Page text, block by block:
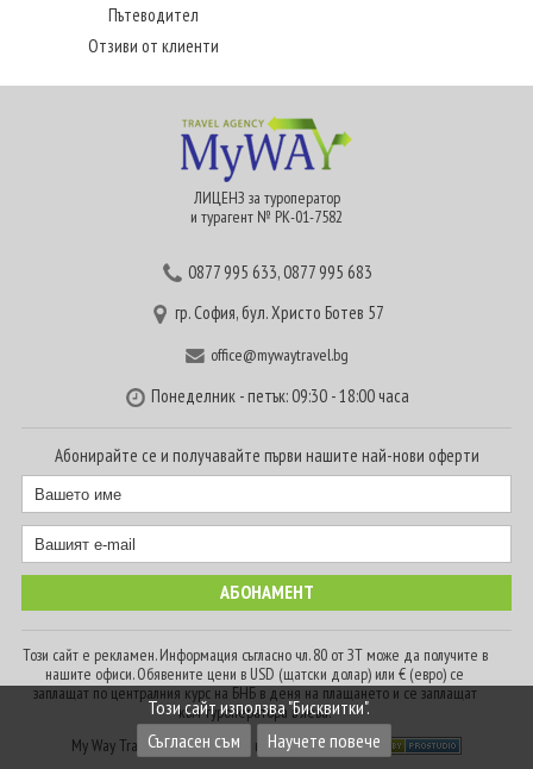
Пътеводител
Отзиви от клиенти
ЛИЦЕНЗ за туроператор
и турагент № РК-01-7582
0877 995 633,0877 995 683
гр. София, бул. Христо Ботев 57
office@mywaytravel.bg
Понеделник - петък: 09:30 - 18:00 часа
Абонирайте се и получавайте първи нашите най-нови оферти
Този сайт е рекламен. Информация съгласно чл. 80 от ЗТ може да получите в
нашите офиси. Обявените цени в USD (щатски долар) или € (евро) се
заплащат по централния курс на БНБ в деня на плащането и се заплащат
към туроператора в лева.
My Way Travel © 2016. Всички права запазени
Този сайт използва "Бисквитки".
Съгласен съм
Научете повече